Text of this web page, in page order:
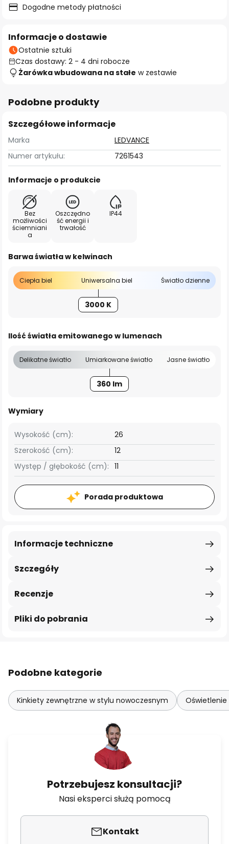
Dogodne metody płatności
Informacje o dostawie
Ostatnie sztuki
Czas dostawy: 2 - 4 dni robocze
Żarówka wbudowana na stałe w zestawie
Podobne produkty
Szczegółowe informacje
Marka
LEDVANCE
Numer artykułu:
7261543
Informacje o produkcie
Bez
możliwości
ściemniani
a
Oszczędno
ść energii i
trwałość
IP44
Barwa światła w kelwinach
Ciepła biel Uniwersalna biel Światło dzienne
3000 K
Ilość światła emitowanego w lumenach
Delikatne światło Umiarkowane światło Jasne światło
360 lm
Wymiary
Szerokość (cm): 12
Wysokość (cm): 26
Występ / głębokość (cm): 11
Porada produktowa
Szczegóły
Informacje techniczne
Recenzje
Pliki do pobrania
Podobne kategorie
Kinkiety zewnętrzne w stylu nowoczesnym
Potrzebujesz konsultacji?
Nasi eksperci służą pomocą
Kontakt